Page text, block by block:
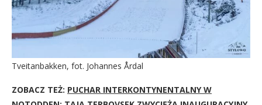
Tveitanbakken, fot. Johannes Årdal
ZOBACZ TEŻ: PUCHAR INTERKONTYNENTALNY W